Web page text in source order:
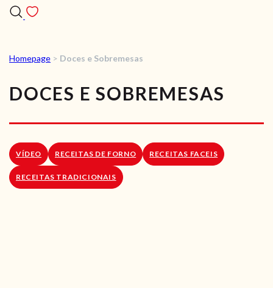
RECEITAS
VÍDEOS
RECEITAS VEGGIE
SOBRE NÓS
LOJA ONLINE
Homepage > Doces e Sobremesas
DOCES E SOBREMESAS
VÍDEO RECEITAS DE FORNO RECEITAS FACEIS
RECEITAS TRADICIONAIS